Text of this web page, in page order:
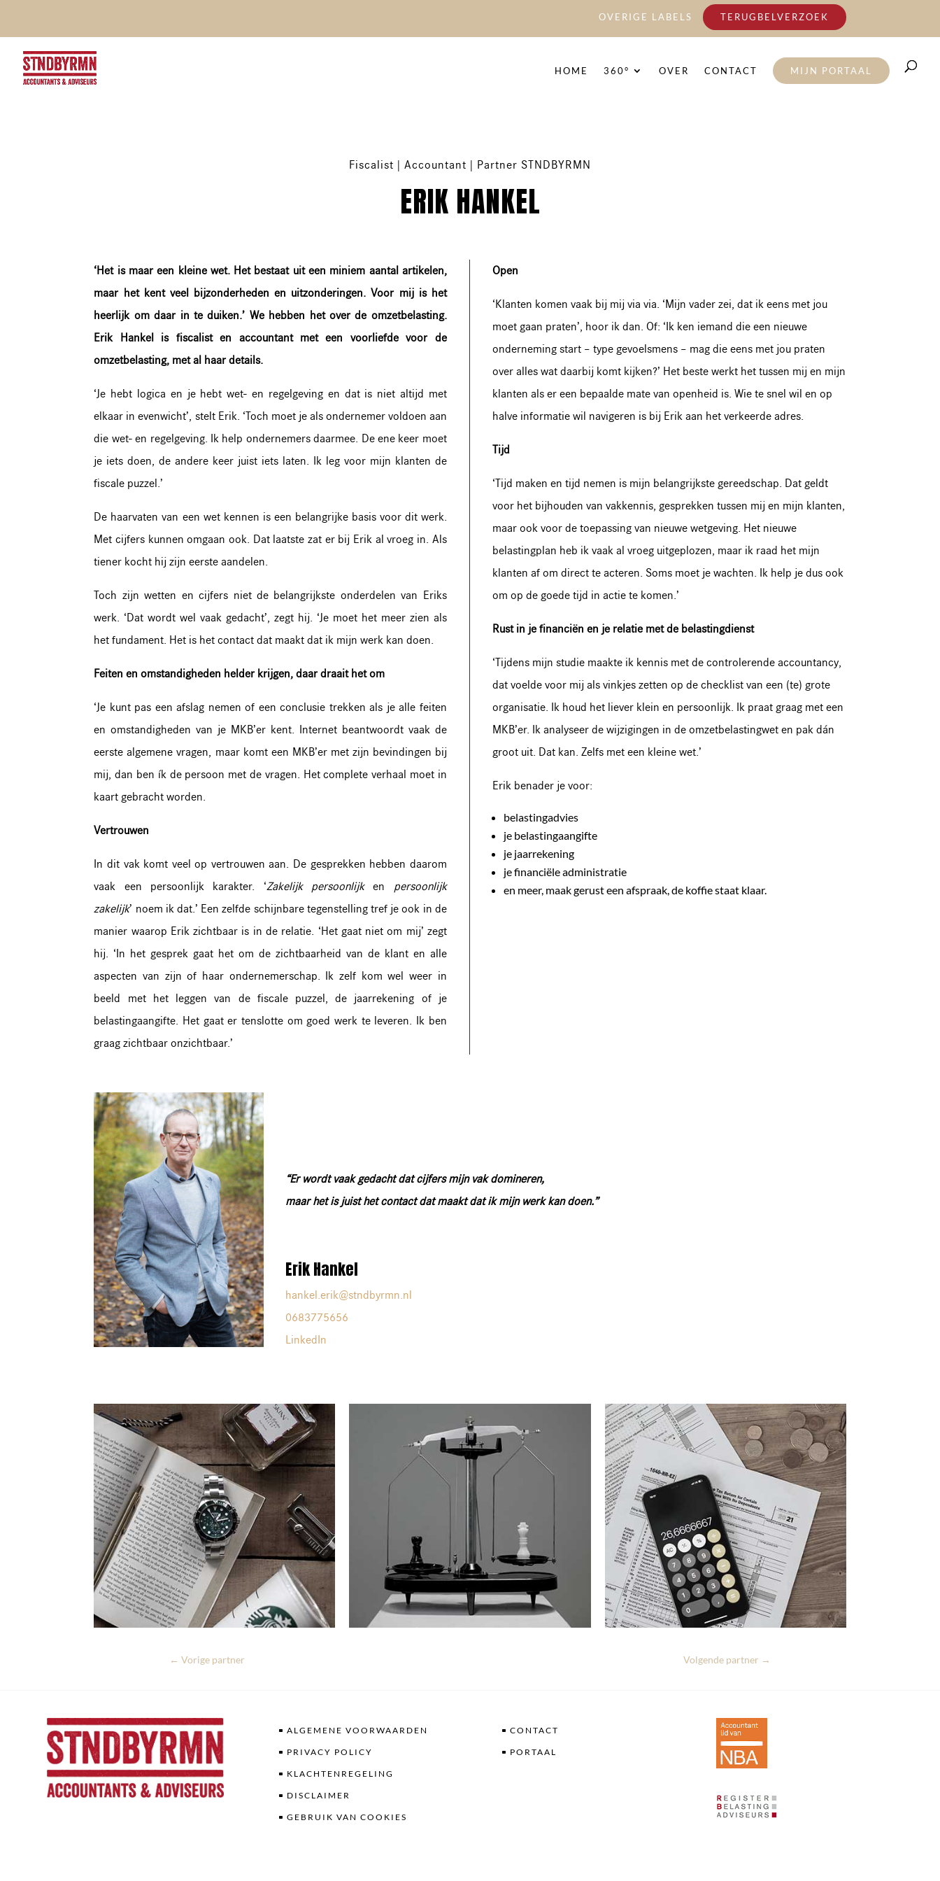
OVERIGE LABELS TERUGBELVERZOEK
HOME 360° OVER CONTACT MIJN PORTAAL
Fiscalist | Accountant | Partner STNDBYRMN
ERIK HANKEL
‘Het is maar een kleine wet. Het bestaat uit een miniem aantal artikelen,
maar het kent veel bijzonderheden en uitzonderingen. Voor mij is het
heerlijk om daar in te duiken.’ We hebben het over de omzetbelasting.
Erik Hankel is fiscalist en accountant met een voorliefde voor de
omzetbelasting, met al haar details.
‘Je hebt logica en je hebt wet- en regelgeving en dat is niet altijd met
elkaar in evenwicht’, stelt Erik. ‘Toch moet je als ondernemer voldoen aan
die wet- en regelgeving. Ik help ondernemers daarmee. De ene keer moet
je iets doen, de andere keer juist iets laten. Ik leg voor mijn klanten de
fiscale puzzel.’
De haarvaten van een wet kennen is een belangrijke basis voor dit werk.
Met cijfers kunnen omgaan ook. Dat laatste zat er bij Erik al vroeg in. Als
tiener kocht hij zijn eerste aandelen.
Toch zijn wetten en cijfers niet de belangrijkste onderdelen van Eriks
werk. ‘Dat wordt wel vaak gedacht’, zegt hij. ‘Je moet het meer zien als
het fundament. Het is het contact dat maakt dat ik mijn werk kan doen.
Feiten en omstandigheden helder krijgen, daar draait het om
‘Je kunt pas een afslag nemen of een conclusie trekken als je alle feiten
en omstandigheden van je MKB’er kent. Internet beantwoordt vaak de
eerste algemene vragen, maar komt een MKB’er met zijn bevindingen bij
mij, dan ben ík de persoon met de vragen. Het complete verhaal moet in
kaart gebracht worden.
Vertrouwen
In dit vak komt veel op vertrouwen aan. De gesprekken hebben daarom
vaak een persoonlijk karakter. ‘Zakelijk persoonlijken persoonlijk
zakelijk’ noem ik dat.’ Een zelfde schijnbare tegenstelling tref je ook in de
manier waarop Erik zichtbaar is in de relatie. ‘Het gaat niet om mij’ zegt
hij. ‘In het gesprek gaat het om de zichtbaarheid van de klant en alle
aspecten van zijn of haar ondernemerschap. Ik zelf kom wel weer in
beeld met het leggen van de fiscale puzzel, de jaarrekening of je
belastingaangifte. Het gaat er tenslotte om goed werk te leveren. Ik ben
graag zichtbaar onzichtbaar.’
Open
‘Klanten komen vaak bij mij via via. ‘Mijn vader zei, dat ik eens met jou
moet gaan praten’, hoor ik dan. Of: ‘Ik ken iemand die een nieuwe
onderneming start – type gevoelsmens – mag die eens met jou praten
over alles wat daarbij komt kijken?’ Het beste werkt het tussen mij en mijn
klanten als er een bepaalde mate van openheid is. Wie te snel wil en op
halve informatie wil navigeren is bij Erik aan het verkeerde adres.
Tijd
‘Tijd maken en tijd nemen is mijn belangrijkste gereedschap. Dat geldt
voor het bijhouden van vakkennis, gesprekken tussen mij en mijn klanten,
maar ook voor de toepassing van nieuwe wetgeving. Het nieuwe
belastingplan heb ik vaak al vroeg uitgeplozen, maar ik raad het mijn
klanten af om direct te acteren. Soms moet je wachten. Ik help je dus ook
om op de goede tijd in actie te komen.’
Rust in je financiën en je relatie met de belastingdienst
‘Tijdens mijn studie maakte ik kennis met de controlerende accountancy,
dat voelde voor mij als vinkjes zetten op de checklist van een (te) grote
organisatie. Ik houd het liever klein en persoonlijk. Ik praat graag met een
MKB’er. Ik analyseer de wijzigingen in de omzetbelastingwet en pak dán
groot uit. Dat kan. Zelfs met een kleine wet.’
Erik benader je voor:
belastingadvies
je belastingaangifte
je jaarrekening
je financiële administratie
en meer, maak gerust een afspraak, de koffie staat klaar.
“Er wordt vaak gedacht dat cijfers mijn vak domineren,
maar het is juist het contact dat maakt dat ik mijn werk kan doen.”
Erik Hankel
hankel.erik@stndbyrmn.nl
0683775656
LinkedIn
Volgende partner
Vorige partner
ALGEMENE VOORWAARDEN
PRIVACY POLICY
KLACHTENREGELING
DISCLAIMER
GEBRUIK VAN COOKIES
CONTACT
PORTAAL